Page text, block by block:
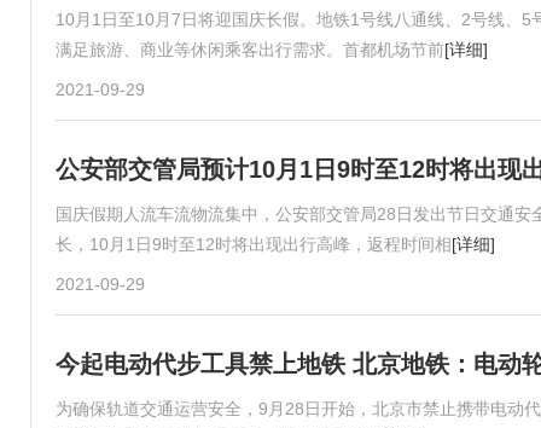
10月1日至10月7日将迎国庆长假。地铁1号线八通线、2号线、
满足旅游、商业等休闲乘客出行需求。首都机场节前[详细]
2021-09-29
公安部交管局预计10月1日9时至12时将出现
国庆假期人流车流物流集中，公安部交管局28日发出节日交通
长，10月1日9时至12时将出现出行高峰，返程时间相[详细]
2021-09-29
今起电动代步工具禁上地铁 北京地铁：电动
为确保轨道交通运营安全，9月28日开始，北京市禁止携带电动